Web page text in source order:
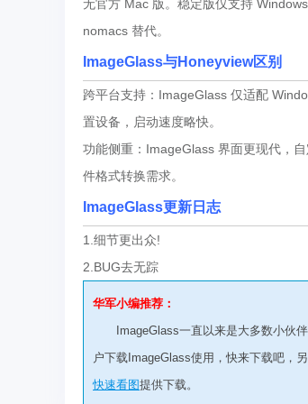
无官方 Mac 版。稳定版仅支持
nomacs 替代。
ImageGlass与Honeyview区别
跨平台支持：ImageGlass 仅适配
置设备，启动速度略快。
功能侧重：ImageGlass 界面更现代，
件格式转换需求。
ImageGlass更新日志
1.细节更出众!
2.BUG去无踪
华军小编推荐：
ImageGlass一直以来是大多数小伙
户下载ImageGlass使用，快来下载吧，
快速看图提供下载。